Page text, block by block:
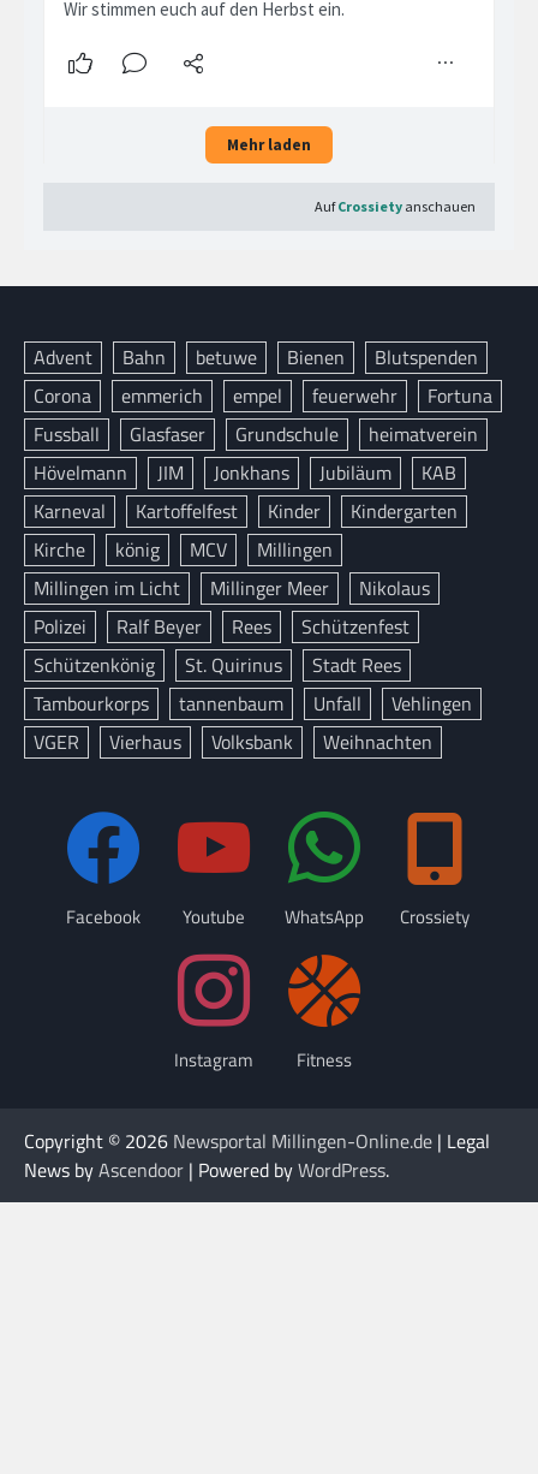
Advent Bahn betuwe Bienen
Blutspenden
Corona
emmerich empel feuerwehr
Fortuna
Fussball
Glasfaser Grundschule
heimatverein
Hövelmann
JIM Jonkhans Jubiläum
KAB
Karneval
Kartoffelfest Kinder
Kindergarten
Kirche
könig MCV
Millingen
Millingen im Licht
Millinger Meer
Nikolaus
Polizei
Ralf Beyer Rees
Schützenfest
Schützenkönig
St. Quirinus
Stadt Rees
Tambourkorps
tannenbaum Unfall
Vehlingen
VGER
Vierhaus Volksbank Weihnachten
Facebook Youtube WhatsApp Crossiety
Instagram Fitness
Copyright © 2026 Newsportal Millingen-Online.de | Legal
News byAscendoor | Powered byWordPress.